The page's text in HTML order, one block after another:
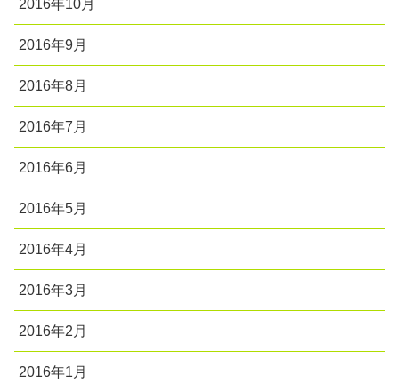
2016年10月
2016年9月
2016年8月
2016年7月
2016年6月
2016年5月
2016年4月
2016年3月
2016年2月
2016年1月